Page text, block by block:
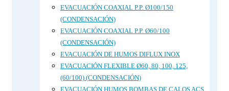
EVACUACIÓN COAXIAL P.P. Ø100/150
(CONDENSACIÓN)
EVACUACIÓN COAXIAL P.P. Ø60/100
(CONDENSACIÓN)
EVACUACIÓN DE HUMOS DIFLUX INOX
EVACUACIÓN FLEXIBLE Ø60, 80, 100, 125,
(60/100) (CONDENSACIÓN)
EVACUACIÓN HUMOS BOMBAS DE CALOS ACS